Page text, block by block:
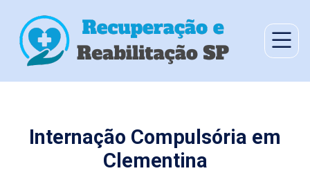
Internação Compulsória em
Clementina